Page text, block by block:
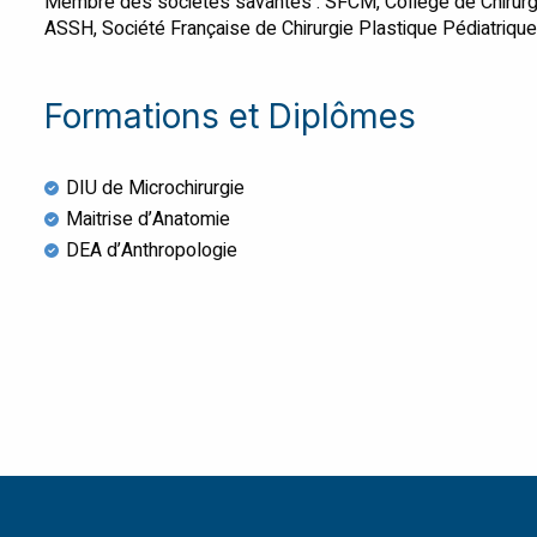
ASSH, Société Française de Chirurgie Plastique Pédiatrique
Formations et Diplômes
DIU de Microchirurgie
Maitrise d’Anatomie
DEA d’Anthropologie